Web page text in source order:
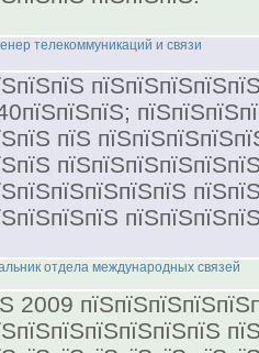
телекоммуникаций и связи
пїЅ
отдела международных связей
2009